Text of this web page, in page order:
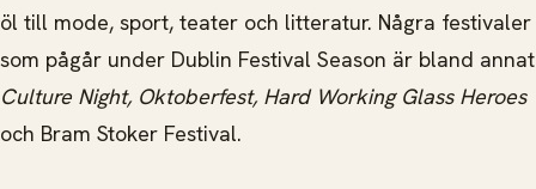
öl till mode, sport, teater och litteratur. Några festivaler
som pågår under Dublin Festival Season är bland annat
Culture Night, Oktoberfest, Hard Working Glass Heroes
och Bram Stoker Festival.